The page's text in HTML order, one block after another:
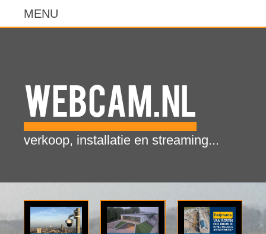
WebCam.NL
verkoop, installatie en streaming...